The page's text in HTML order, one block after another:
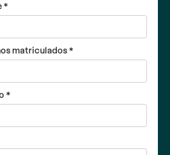
*
matriculados *
*